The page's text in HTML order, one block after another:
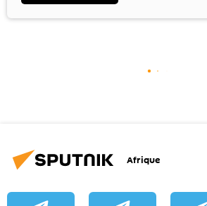
Afrique